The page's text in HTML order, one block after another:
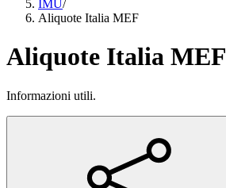
IMU/
Aliquote Italia MEF
Aliquote Italia MEF
Informazioni utili.